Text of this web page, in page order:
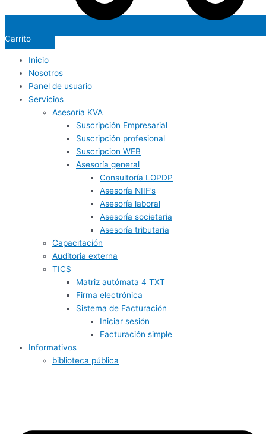
Carrito
Inicio
Nosotros
Panel de usuario
Servicios
Asesoría KVA
Suscripción Empresarial
Suscripción profesional
Suscripcion WEB
Asesoría general
Consultoría LOPDP
Asesoría NIIF’s
Asesoría laboral
Asesoría societaria
Asesoría tributaria
Capacitación
Auditoria externa
TICS
Matriz autómata 4 TXT
Firma electrónica
Sistema de Facturación
Iniciar sesión
Facturación simple
Informativos
biblioteca pública